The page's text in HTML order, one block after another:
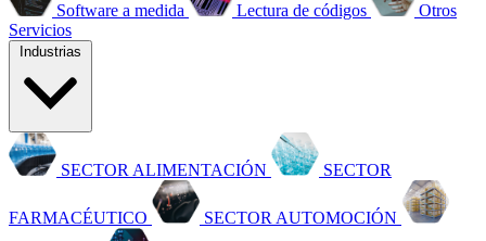
Software a medida Lectura de códigos
Otros
Servicios
SECTOR ALIMENTACIÓN SECTOR
FARMACÉUTICO SECTOR AUTOMOCIÓN